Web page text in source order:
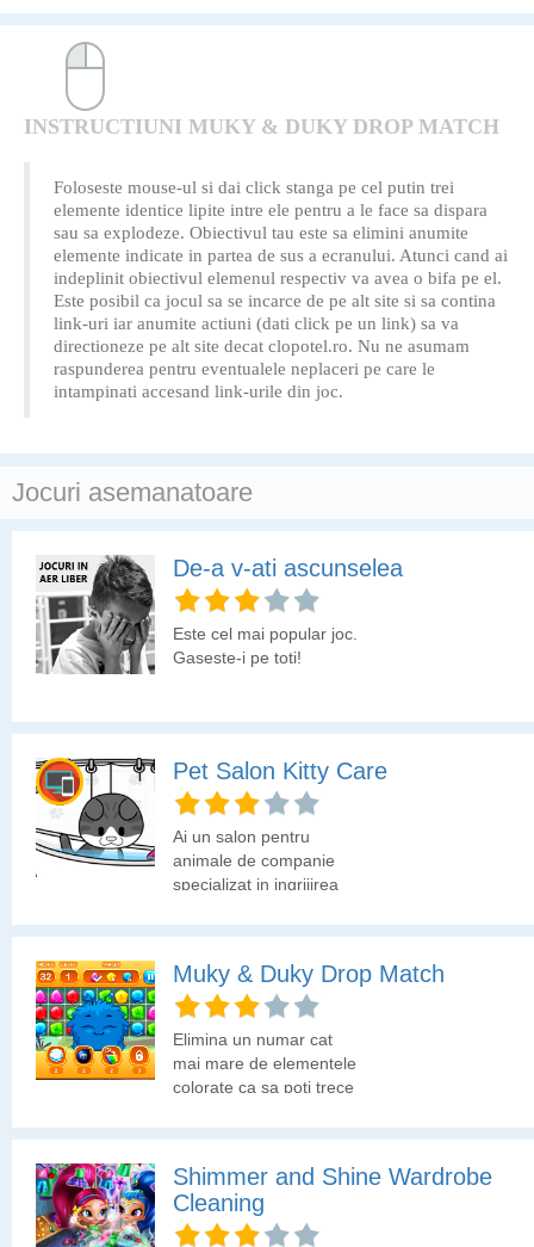
INSTRUCTIUNI MUKY & DUKY DROP MATCH
Foloseste mouse-ul si dai click stanga pe cel putin trei
elemente identice lipite intre ele pentru a le face sa dispara
sau sa explodeze. Obiectivul tau este sa elimini anumite
elemente indicate in partea de sus a ecranului. Atunci cand ai
indeplinit obiectivul elemenul respectiv va avea o bifa pe el.
Este posibil ca jocul sa se incarce de pe alt site si sa contina
link-uri iar anumite actiuni (dati click pe un link) sa va
directioneze pe alt site decat clopotel.ro. Nu ne asumam
raspunderea pentru eventualele neplaceri pe care le
intampinati accesand link-urile din joc.
Jocuri asemanatoare
De-a v-ati ascunselea
Este cel mai popular joc.
Gaseste-i pe toti!
Pet Salon Kitty Care
Ai un salon pentru
animale de companie
specializat in ingrijirea
computerul de la
receptie pentru a vedea
Muky & Duky Drop Match
Elimina un numar cat
mai mare de elementele
colorate ca sa poti trece
Shimmer and Shine Wardrobe
Cleaning